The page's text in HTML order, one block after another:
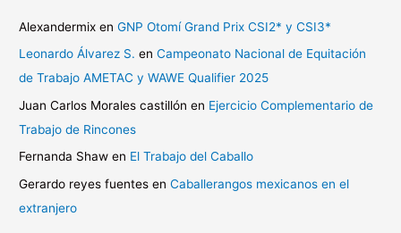
Alexandermix enGNP Otomí Grand Prix CSI2* y CSI3*
Leonardo Álvarez S. enCampeonato Nacional de Equitación
de Trabajo AMETAC y WAWE Qualifier 2025
Juan Carlos Morales castillón en Ejercicio Complementario de
Trabajo de Rincones
Fernanda Shaw en El Trabajo del Caballo
Gerardo reyes fuentes enCaballerangos mexicanos en el
extranjero